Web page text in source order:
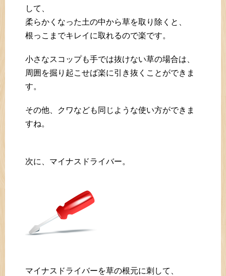
して、
柔らかくなった土の中から草を取り除くと、
根っこまでキレイに取れるので楽です。
小さなスコップも手では抜けない草の場合は、
周囲を掘り起こせば楽に引き抜くことができま
す。
その他、クワなども同じような使い方ができま
すね。
次に、マイナスドライバー。
マイナスドライバーを草の根元に刺して、